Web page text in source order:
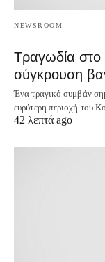
NEWSROOM
Τραγωδία
σύγκρουση
Ένα τραγικό συμβάν
ευρύτερη περιοχή του
42 λεπτά ago